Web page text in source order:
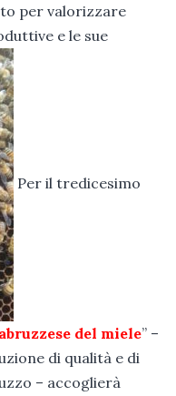
per valorizzare
e le sue
Per il tredicesimo
del miele” –
di qualità e di
– accoglierà